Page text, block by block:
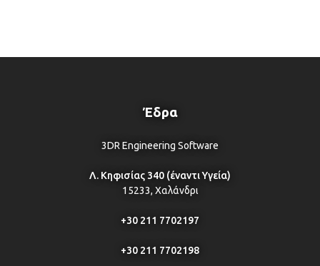
Έδρα
3DR Engineering Software
Λ. Κηφισίας 340 (έναντι Υγεία)
15233, Χαλάνδρι
+30 211 7702197
+30 211 7702198